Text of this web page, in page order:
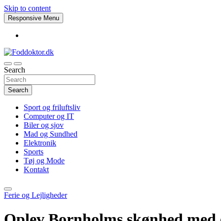
Skip to content
Responsive Menu
Foddoktor.dk
Search
Search
Sport og friluftsliv
Computer og IT
Biler og sjov
Mad og Sundhed
Elektronik
Sports
Tøj og Mode
Kontakt
Ferie og Lejligheder